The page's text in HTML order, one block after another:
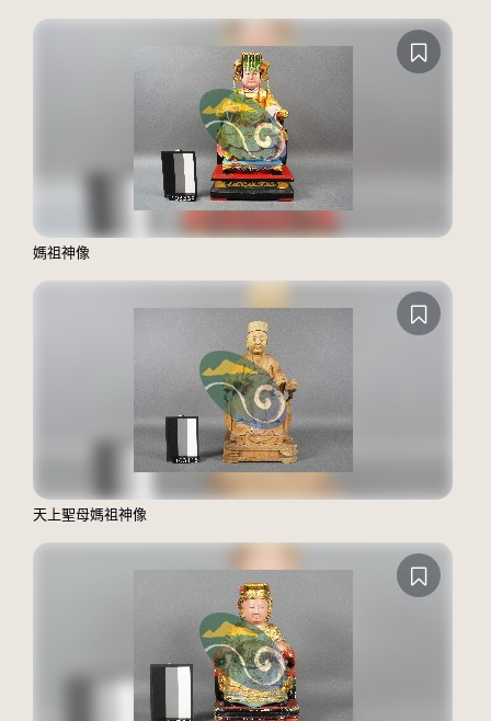
媽祖神像
天上聖母媽祖神像